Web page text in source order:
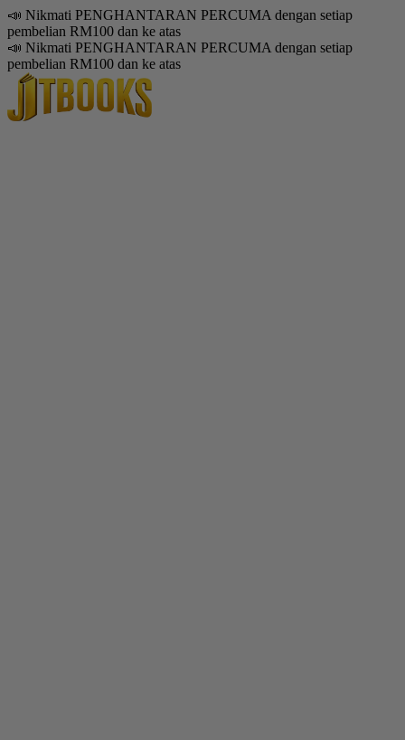
📣 Nikmati PENGHANTARAN PERCUMA dengan setiap
pembelian RM100 dan ke atas
📣 Nikmati PENGHANTARAN PERCUMA dengan setiap
pembelian RM100 dan ke atas